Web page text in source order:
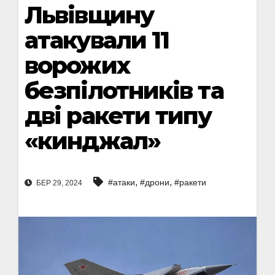
Львівщину
атакували 11
ворожих
безпілотників та
дві ракети типу
«кинджал»
БЕР 29, 2024 #атаки, #дрони, #ракети